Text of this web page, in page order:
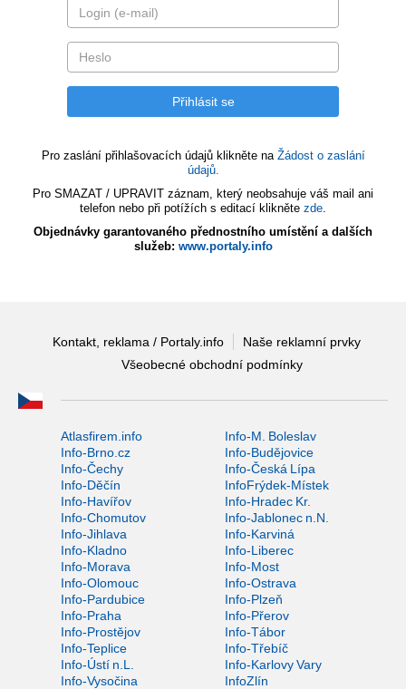
Pro zaslání přihlašovacích údajů klikněte na Žádost o zaslání
údajů.
Pro SMAZAT / UPRAVIT záznam, který neobsahuje váš mail ani
telefon nebo při potížích s editací klikněte zde.
Objednávky garantovaného přednostního umístění a dalších
služeb: www.portaly.info
Kontakt, reklama / Portaly.info
Naše reklamní prvky
Všeobecné obchodní podmínky
Atlasfirem.info
Info-M. Boleslav
Info-Brno.cz
Info-Budějovice
Info-Čechy
Info-Česká Lípa
Info-Děčín
InfoFrýdek-Místek
Info-Havířov
Info-Hradec Kr.
Info-Chomutov
Info-Jablonec n.N.
Info-Jihlava
Info-Karviná
Info-Kladno
Info-Liberec
Info-Morava
Info-Most
Info-Olomouc
Info-Ostrava
Info-Pardubice
Info-Plzeň
Info-Praha
Info-Přerov
Info-Prostějov
Info-Tábor
Info-Teplice
Info-Třebíč
Info-Ústí n.L.
Info-Karlovy Vary
Info-Vysočina
InfoZlín